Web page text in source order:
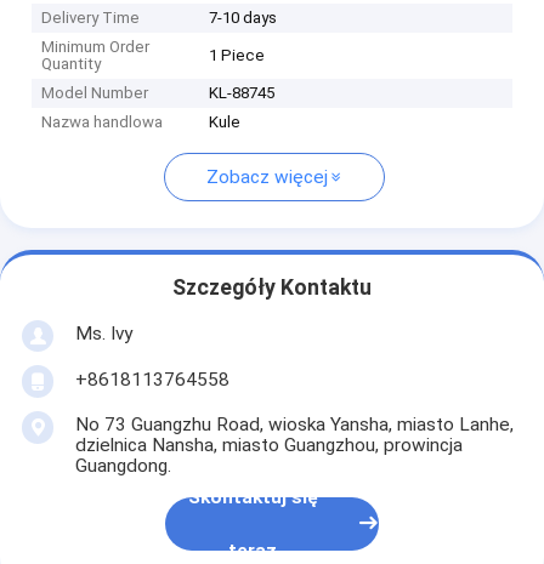
Delivery Time
7-10 days
Minimum Order
Quantity
1 Piece
Model Number
KL-88745
Nazwa handlowa
Kule
Zobacz więcej
Szczegóły Kontaktu
Ms. Ivy
+8618113764558
No 73 Guangzhu Road, wioska Yansha, miasto Lanhe,
dzielnica Nansha, miasto Guangzhou, prowincja
Guangdong.
Skontaktuj się
teraz